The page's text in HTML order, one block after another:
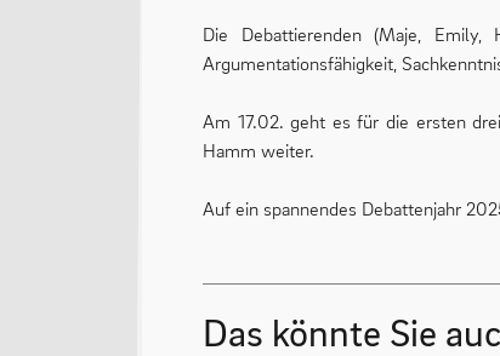
Die Debattierenden (Maje,
Argumentationsfähigkeit,
Am 17.02. geht es für die ersten
Hamm weiter.
Auf ein spannendes Debattenjahr
Das könnte Sie